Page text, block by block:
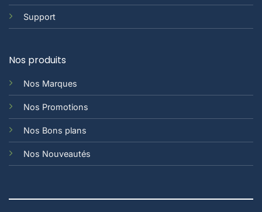
Support
Nos produits
Nos Marques
Nos Promotions
Nos Bons plans
Nos Nouveautés